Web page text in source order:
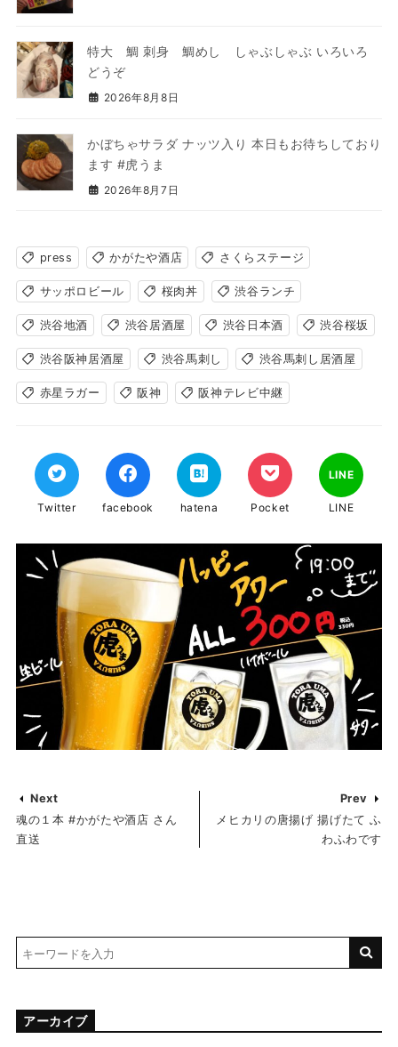
特大 鯛 刺身 鯛めし しゃぶしゃぶ いろいろ
どうぞ
2026年8月8日
かぼちゃサラダ ナッツ入り 本日もお待ちしており
ます #虎うま
2026年8月7日
press かがたや酒店 さくらステージ
サッポロビール 桜肉丼 渋谷ランチ
渋谷地酒 渋谷居酒屋 渋谷日本酒 渋谷桜坂
渋谷阪神居酒屋 渋谷馬刺し 渋谷馬刺し居酒屋
赤星ラガー 阪神 阪神テレビ中継
Twitter facebook hatena Pocket
LINE
LINE
Next
魂の１本 #かがたや酒店 さん
直送
Prev
メヒカリの唐揚げ 揚げたて ふ
わふわです
アーカイブ